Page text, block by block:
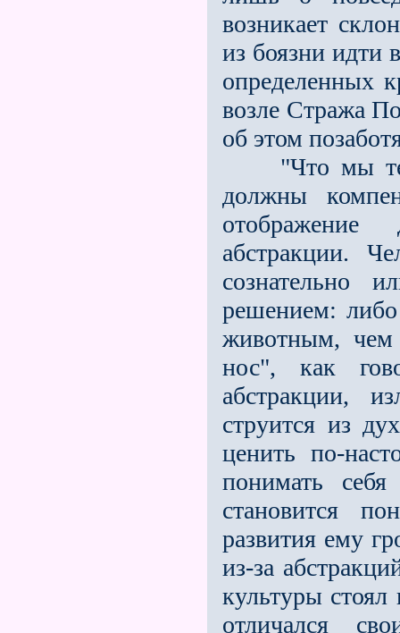
возникает
из боязни идти
определенных
возле Стража
об этом
"Что мы
должны
абстракции.
сознатель­но
решением: либо
животным, чем
нос", как
абстракции,
струится из
ценить по-
понимать
становится
развития ему
из-за
культуры
отличался